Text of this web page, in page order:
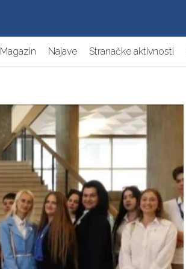
Magazin Najave Stranačke aktivnosti